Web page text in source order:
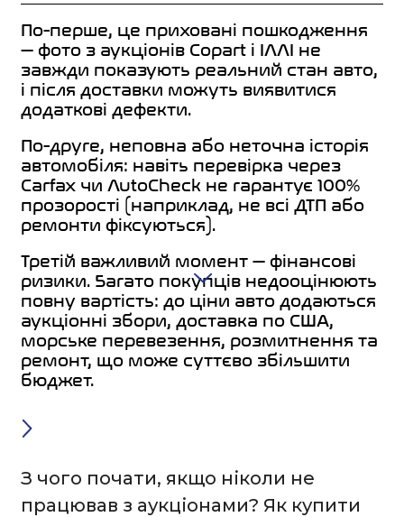
По-перше, це приховані пошкодження
— фото з аукціонів Copart і IAAI не
завжди показують реальний стан авто,
і після доставки можуть виявитися
додаткові дефекти.
По-друге, неповна або неточна історія
автомобіля: навіть перевірка через
Carfax чи AutoCheck не гарантує 100%
прозорості (наприклад, не всі ДТП або
ремонти фіксуються).
Третій важливий момент — фінансові
ризики. Багато покупців недооцінюють
повну вартість: до ціни авто додаються
аукціонні збори, доставка по США,
морське перевезення, розмитнення та
ремонт, що може суттєво збільшити
бюджет.
З чого почати, якщо ніколи не
працював з аукціонами? Як купити